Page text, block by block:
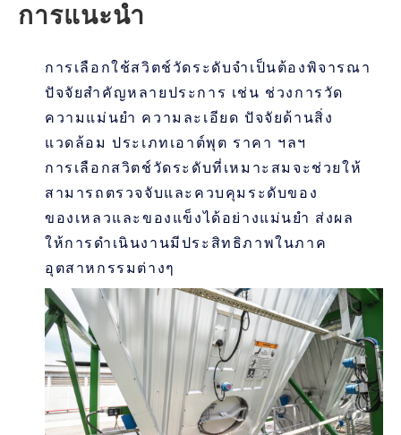
การแนะนำ
การเลือกใช้สวิตช์วัดระดับจำเป็นต้องพิจารณา
ปัจจัยสำคัญหลายประการ เช่น ช่วงการวัด
ความแม่นยำ ความละเอียด ปัจจัยด้านสิ่ง
แวดล้อม ประเภทเอาต์พุต ราคา ฯลฯ
การเลือกสวิตช์วัดระดับที่เหมาะสมจะช่วยให้
สามารถตรวจจับและควบคุมระดับของ
ของเหลวและของแข็งได้อย่างแม่นยำ ส่งผล
ให้การดำเนินงานมีประสิทธิภาพในภาค
อุตสาหกรรมต่างๆ